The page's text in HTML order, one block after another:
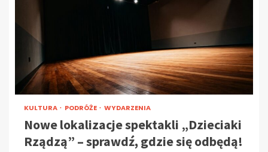
KULTURA PODRÓŻE WYDARZENIA
Nowe lokalizacje spektakli „Dzieciaki
Rządzą” – sprawdź, gdzie się odbędą!